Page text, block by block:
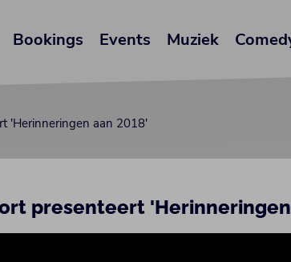
Bookings Events Muziek
'Herinneringen aan 2018'
presenteert